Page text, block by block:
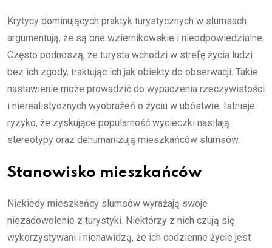
Krytycy dominujących praktyk turystycznych w slumsach
argumentują, że są one wziernikowskie i nieodpowiedzialne.
Często podnoszą, że turysta wchodzi w strefę życia ludzi
bez ich zgody, traktując ich jak obiekty do obserwacji. Takie
nastawienie może prowadzić do wypaczenia rzeczywistości
i nierealistycznych wyobrażeń o życiu w ubóstwie. Istnieje
ryzyko, że zyskujące popularność wycieczki nasilają
stereotypy oraz dehumanizują mieszkańców slumsów.
Stanowisko mieszkańców
Niekiedy mieszkańcy slumsów wyrażają swoje
niezadowolenie z turystyki. Niektórzy z nich czują się
wykorzystywani i nienawidzą, że ich codzienne życie jest